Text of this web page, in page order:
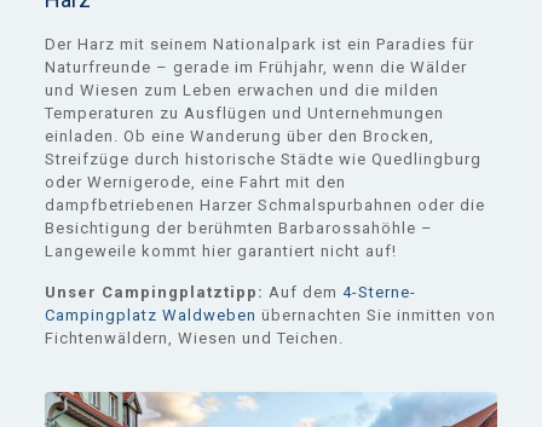
Der Harz mit seinem Nationalpark ist ein Paradies für
Naturfreunde – gerade im Frühjahr, wenn die Wälder
und Wiesen zum Leben erwachen und die milden
Temperaturen zu Ausflügen und Unternehmungen
einladen. Ob eine Wanderung über den Brocken,
Streifzüge durch historische Städte wie Quedlingburg
oder Wernigerode, eine Fahrt mit den
dampfbetriebenen Harzer Schmalspurbahnen oder die
Besichtigung der berühmten Barbarossahöhle –
Langeweile kommt hier garantiert nicht auf!
Unser Campingplatztipp: Auf dem 4-Sterne-
Campingplatz Waldweben übernachten Sie inmitten von
Fichtenwäldern, Wiesen und Teichen.